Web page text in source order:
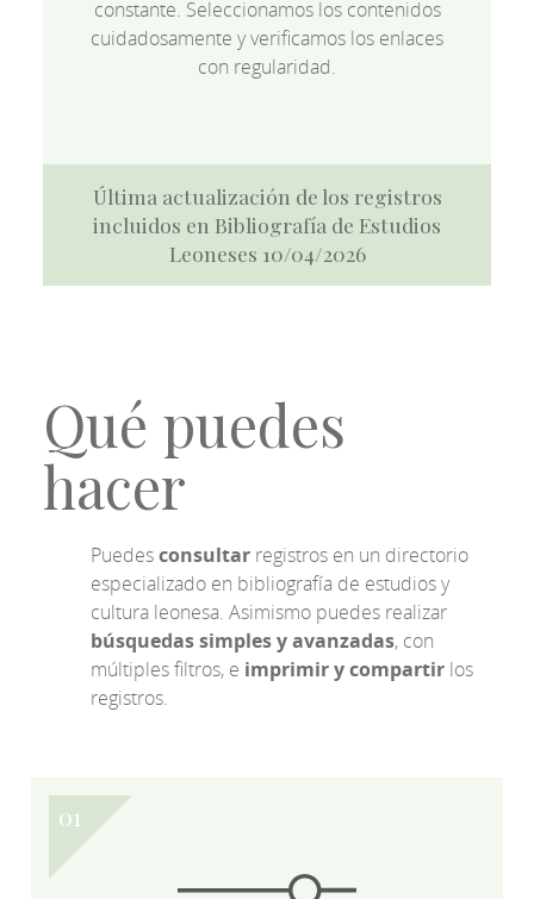
constante. Seleccionamos los contenidos
cuidadosamente y verificamos los enlaces
con regularidad.
Última actualización de los registros
incluidos en Bibliografía de Estudios
Leoneses 10/04/2026
Qué puedes
hacer
Puedesconsultar registros en un directorio
especializado en bibliografía de estudios y
cultura leonesa. Asimismo puedes realizar
búsquedas simples y avanzadas, con
múltiples filtros, e imprimir y compartir los
registros.